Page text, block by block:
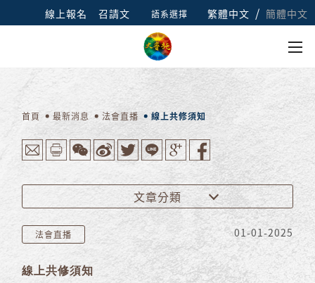
線上報名 召請文 語系選擇 繁體中文 / 簡體中文
首頁 最新消息 法會直播 線上共修須知
文章分類
法會直播 01-01-2025
線上共修須知